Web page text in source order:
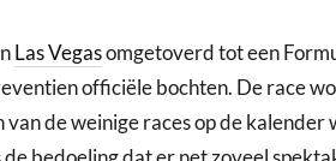
Las Vegasomgetoverd tot een
officiële bochten. De race
van de weinige races op de